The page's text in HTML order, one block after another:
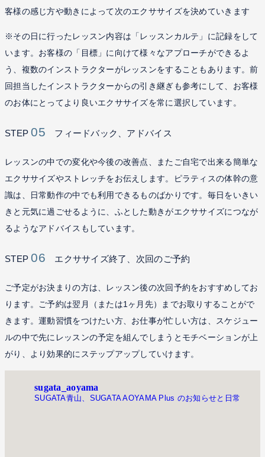
客様の感じ方や動きによって次のエクササイズを決めていきます
※その日に行ったレッスン内容は「レッスンカルテ」に記録をして
います。お客様の「目標」に向けて様々なアプローチができるよ
う、複数のインストラクターがレッスンをすることもあります。前
回担当したインストラクターからの引き継ぎも参考にして、お客様
のお体にとってより良いエクササイズを常に選択しています。
STEP05 フィードバック、アドバイス
レッスンの中での変化や今後の改善点、またご自宅で出来る簡単な
エクササイズやストレッチをお伝えします。ピラティスの体幹の意
識は、日常動作の中でも利用できるものばかりです。毎日をいきい
きと元気に過ごせるように、ふとした動きがエクササイズにつなが
るようなアドバイスもしています。
STEP06 エクササイズ終了、次回のご予約
ご予定がお決まりの方は、レッスン後の次回予約をおすすめしてお
ります。ご予約は翌月（または1ヶ月先）までお取りすることがで
きます。運動習慣をつけたい方、お仕事が忙しい方は、スケジュー
ルの中で先にレッスンの予定を組んでしまうとモチベーションが上
がり、より効果的にステップアップしていけます。
sugata_aoyama
SUGATA青山、SUGATA AOYAMA Plus のお知らせと日常